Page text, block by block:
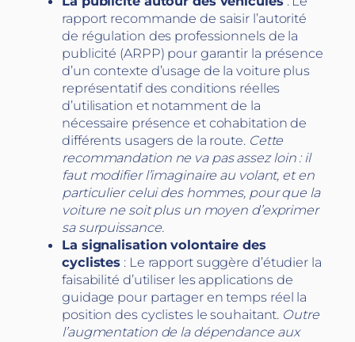
rapport recommande de saisir l’autorité
de régulation des professionnels de la
publicité (ARPP) pour garantir la présence
d’un contexte d’usage de la voiture plus
représentatif des conditions réelles
d’utilisation et notamment de la
nécessaire présence et cohabitation de
différents usagers de la route.Cette
recommandation ne va pas assez loin : il
faut modifier l’imaginaire au volant, et en
particulier celui des hommes, pour que la
voiture ne soit plus un moyen d’exprimer
sa surpuissance.
La signalisation volontaire des
cyclistes : Le rapport suggère d’étudier la
faisabilité d’utiliser les applications de
guidage pour partager en temps réel la
position des cyclistes le souhaitant. Outre
l’augmentation de la dépendance aux